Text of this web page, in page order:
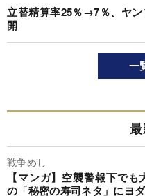
立替精算率25％→7％、ヤ
開
一
戦争めし
【マンガ】空襲警報下で
の「秘密の寿司ネタ」にヨ